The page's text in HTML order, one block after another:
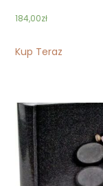
184,00zł
Kup Teraz